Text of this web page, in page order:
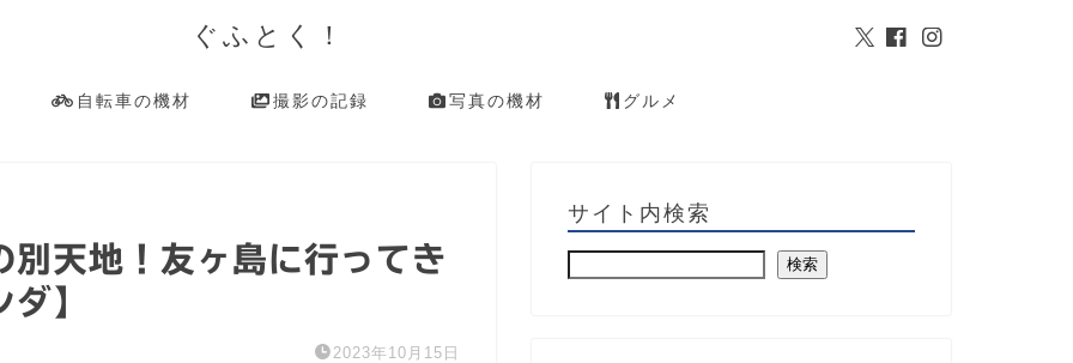
ぐふとく！
自転車の機材 撮影の記録 写真の機材 グルメ
天地！友ヶ島に行ってき
】
2023年10月15日
サイト内検索
検索